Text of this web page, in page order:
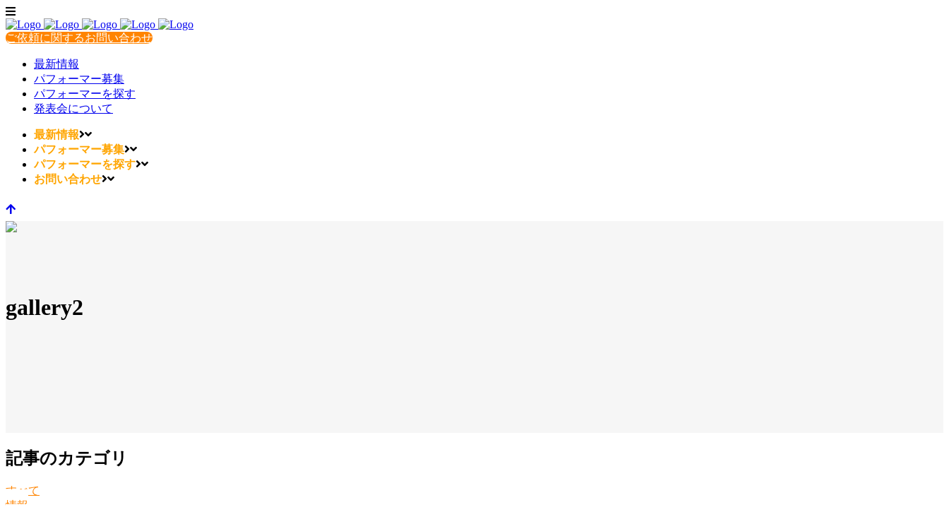
ご依頼に関するお問い合わせ
最新情報
パフォーマー募集
パフォーマーを探す
発表会について
最新情報
パフォーマー募集
パフォーマーを探す
お問い合わせ
gallery2
記事のカテゴリ
すべて
情報